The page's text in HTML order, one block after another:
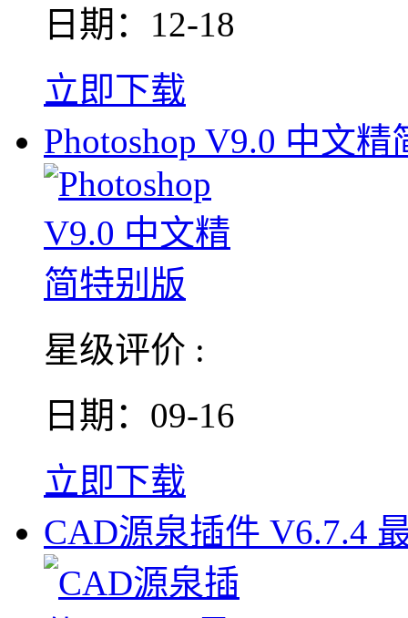
日期：12-18
立即下载
Photoshop V9.0 中文精
星级评价 :
日期：09-16
立即下载
CAD源泉插件 V6.7.4